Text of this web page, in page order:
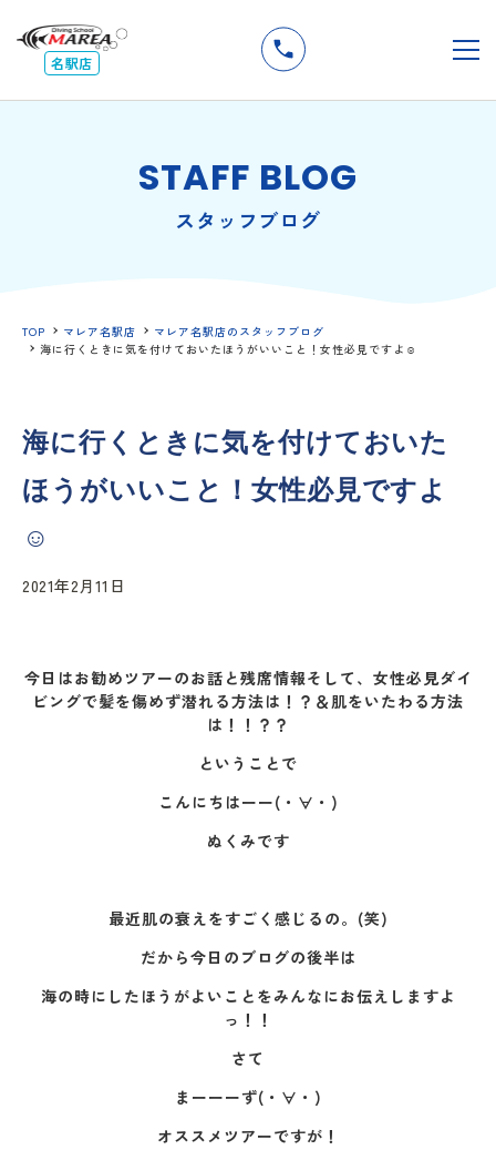
名駅店
STAFF BLOG
スタッフブログ
TOP マレア名駅店
マレア名駅店のスタッフブログ
海に行くときに気を付けておいたほうがいいこと！女性必見ですよ☺
海に行くときに気を付けておいた
ほうがいいこと！女性必見ですよ
☺
2021年2月11日
今日はお勧めツアーのお話と残席情報そして、女性必見ダイ
ビングで髪を傷めず潜れる方法は！？＆肌をいたわる方法
は！！？？
ということで
こんにちはーー(・∀・)
ぬくみです
最近肌の衰えをすごく感じるの。(笑)
だから今日のブログの後半は
海の時にしたほうがよいことをみんなにお伝えしますよ
っ！！
さて
まーーーず(・∀・)
オススメツアーですが！